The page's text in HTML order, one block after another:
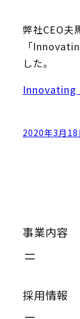
弊社CEO
「
した。
2020年3月18
事業内容
採用情報